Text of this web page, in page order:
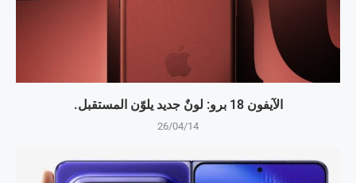
الآيفون 18 برو: لونٌ جديد يلوّن المستقبل.
26/04/14